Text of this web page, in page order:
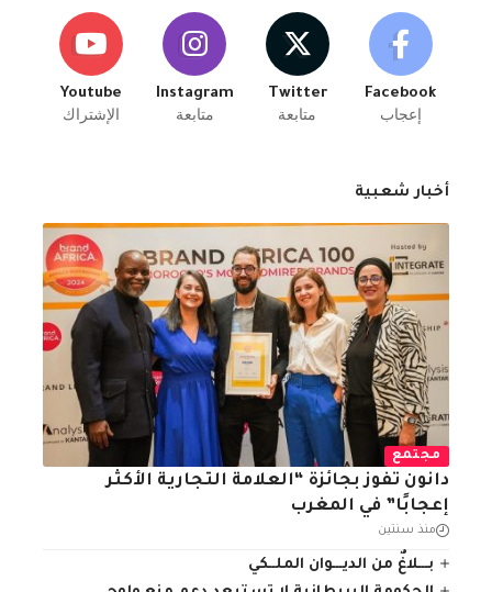
Facebook
إعجاب
Twitter
متابعة
Instagram
متابعة
Youtube
الإشتراك
أخبار شعبية
مجتمع
دانون تفوز بجائزة “العلامة التجارية الأكثر
إعجابًا” في المغرب
منذ سنتين
بـــلاغٌ من الديـــوان الملــكي